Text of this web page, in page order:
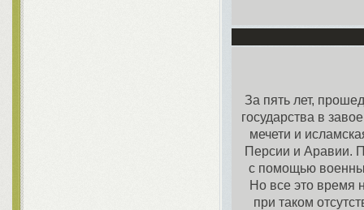
За пять лет,
государства в
мечети и
Персии и Аравии.
с помощью
Но все это время
при таком